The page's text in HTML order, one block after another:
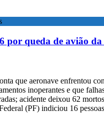
por queda de avião da
que aeronave enfrentou
inoperantes e que
acidente deixou 62
(PF) indiciou 16